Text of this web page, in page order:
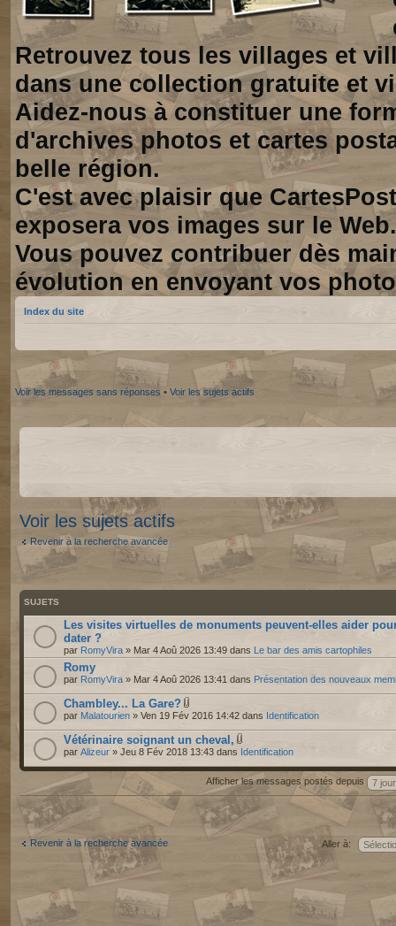
Retrouvez tous les villages et
dans une collection gratuite et
Aidez-nous à constituer une
d'archives photos et cartes
belle région.
C'est avec plaisir que
exposera vos images sur le Web.
Vous pouvez contribuer dès
évolution en envoyant vos
Index du site
Voir les messages sans réponses • Voir les sujets actifs
Voir les sujets actifs
Revenir à la recherche avancée
SUJETS
Les visites virtuelles de monuments peuvent-elles aider
dater ?
par RomyVira » Mar 4 Aoû 2026 13:49 dans Le bar des amis cartophiles
Romy
par RomyVira » Mar 4 Aoû 2026 13:41 dans Présentation des nouveaux
Chambley... La Gare?
par Malatourien » Ven 19 Fév 2016 14:42 dans Identification
Vétérinaire soignant un cheval,
par Alizeur » Jeu 8 Fév 2018 13:43 dans Identification
Afficher les messages postés depuis
Revenir à la recherche avancée Aller à: